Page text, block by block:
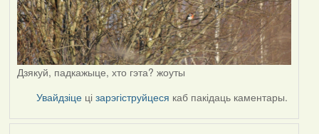
Дзякуй, падкажыце, хто гэта? жоуты
Увайдзіце цізарэгіструйцеся каб пакідаць каментары.